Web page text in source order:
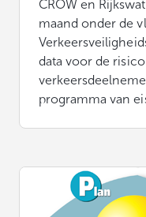
CROW en
maand onder de
data voor de
programma van